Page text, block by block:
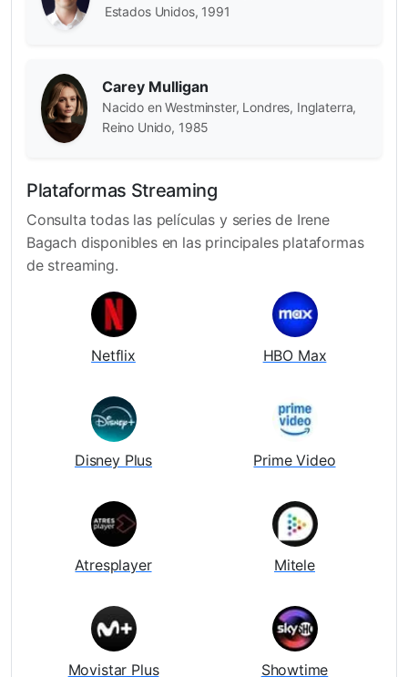
Estados Unidos, 1991
Carey Mulligan
Nacido en Westminster, Londres, Inglaterra,
Reino Unido, 1985
Plataformas Streaming
Consulta todas las películas y series de Irene
Bagach disponibles en las principales plataformas
de streaming.
Netflix HBO Max
Disney Plus Prime Video
Atresplayer Mitele
Movistar Plus Showtime